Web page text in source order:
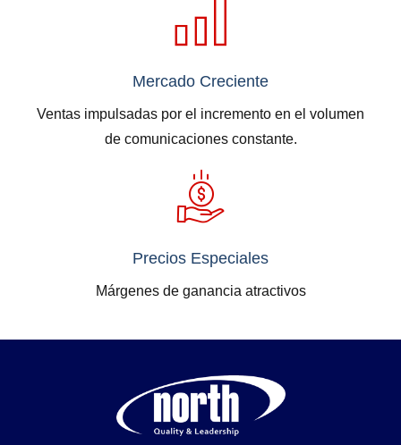
Mercado Creciente
Ventas impulsadas por el incremento en el volumen
de comunicaciones constante.
Precios Especiales
Márgenes de ganancia atractivos